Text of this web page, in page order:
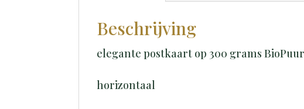
Beschrijving
elegante postkaart op 300 grams
horizontaal